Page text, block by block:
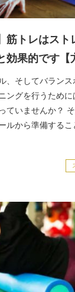
筋トレはスト
効果的です【
、そしてバランス
ングを行うために
ていませんか？
ルから準備するこ